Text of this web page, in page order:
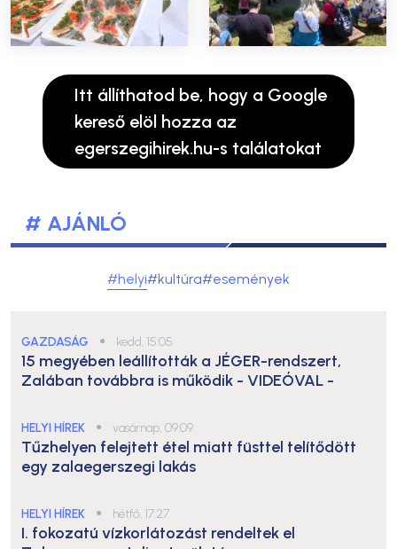
Itt állíthatod be, hogy a Google
kereső elöl hozza az
egerszegihirek.hu-s találatokat
# AJÁNLÓ
#helyi#kultúra#események
GAZDASÁG ● kedd, 15:05
15 megyében leállították a JÉGER-rendszert,
Zalában továbbra is működik - VIDEÓVAL -
HELYI HÍREK ● vasárnap, 09:09
Tűzhelyen felejtett étel miatt füsttel telítődött
egy zalaegerszegi lakás
HELYI HÍREK ● hétfő, 17:27
I. fokozatú vízkorlátozást rendeltek el